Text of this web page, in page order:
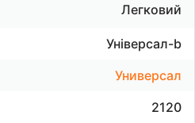
Легковий
Універсал-b
Универсал
2120